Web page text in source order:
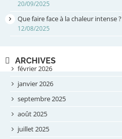
20/09/2025
Que faire face à la chaleur intense ?
12/08/2025
ARCHIVES
février 2026
janvier 2026
septembre 2025
août 2025
juillet 2025